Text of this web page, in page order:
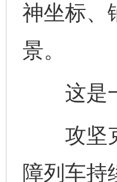
神坐标、
景。
这是
攻坚克
障列车持